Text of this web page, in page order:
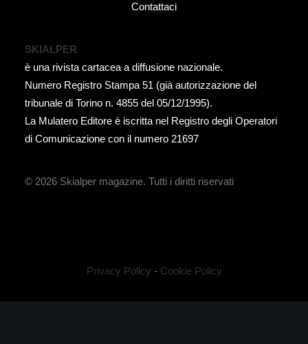
Contattaci
SKIALPER
è una rivista cartacea a diffusione nazionale.
Numero Registro Stampa 51 (già autorizzazione del
tribunale di Torino n. 4855 del 05/12/1995).
La Mulatero Editore è iscritta nel Registro degli Operatori
di Comunicazione con il numero 21697
© 2026 Skialper magazine. Tutti i diritti riservati
Privacy Policy - Cookie Policy